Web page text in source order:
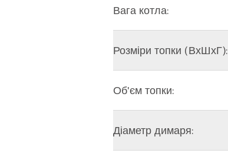
Вага котла:
Розміри топки (ВхШхГ):
Об'єм топки:
Діаметр димаря: